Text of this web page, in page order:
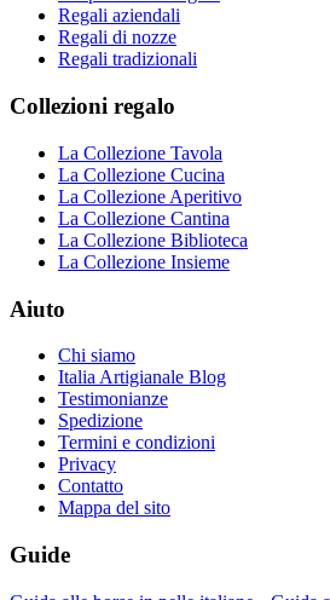
Regali aziendali
Regali di nozze
Regali tradizionali
Collezioni regalo
La Collezione Tavola
La Collezione Cucina
La Collezione Aperitivo
La Collezione Cantina
La Collezione Biblioteca
La Collezione Insieme
Aiuto
Chi siamo
Italia Artigianale Blog
Testimonianze
Spedizione
Termini e condizioni
Privacy
Contatto
Mappa del sito
Guide